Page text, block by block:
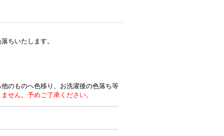
ちいたします。
のものへ色移り、お洗濯後の色落ち等
せん。予めご了承ください。